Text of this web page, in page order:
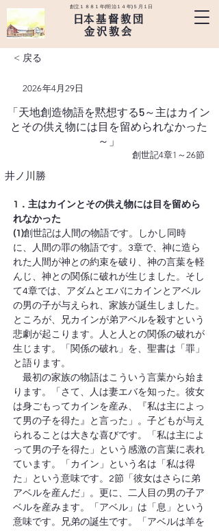
創立１８８１年(明治１４年)５月１日
​日本基督教団
金沢教会
< 戻る
2026年4月29日
「天地創造物語を黙想する5～主はカイン
とその供え物には目を留められなかった
～」
創世記4章1～26節
井ノ川勝
1．主はカインとその供え物には目を留めら
れなかった
(1)創世記は人間の物語です。しかし同時
に、人間の罪の物語です。3章で、神に造ら
れた人間が神との約束を破り、神の言葉を軽
んじ、神との関係に破れが生じました。そし
て4章では、アダムとエバにカインとアベル
の男の子が与えられ、家族が誕生しました。
ところが、兄カインが弟アベルを殺すという
悲劇が起こります。人と人との関係の破れが
生じます。「関係の破れ」を、聖書は「罪」
と語ります。
最初の家族の物語はこういう言葉から始ま
ります。「さて、人は妻エバを知った。彼女
は身ごもってカインを産み、『私は主によっ
て男の子を得た』と言った」。子どもが与え
られることは大きな喜びです。「私は主によ
って男の子を得た」という感激の言葉に表れ
ています。「カイン」という名は「私は得
た」という意味です。2節「彼女はさらに弟
アベルを産んだ」。更に、二人目の男の子ア
ベルを産みます。「アベル」は「息」という
意味です。兄弟の誕生です。「アベルは羊を